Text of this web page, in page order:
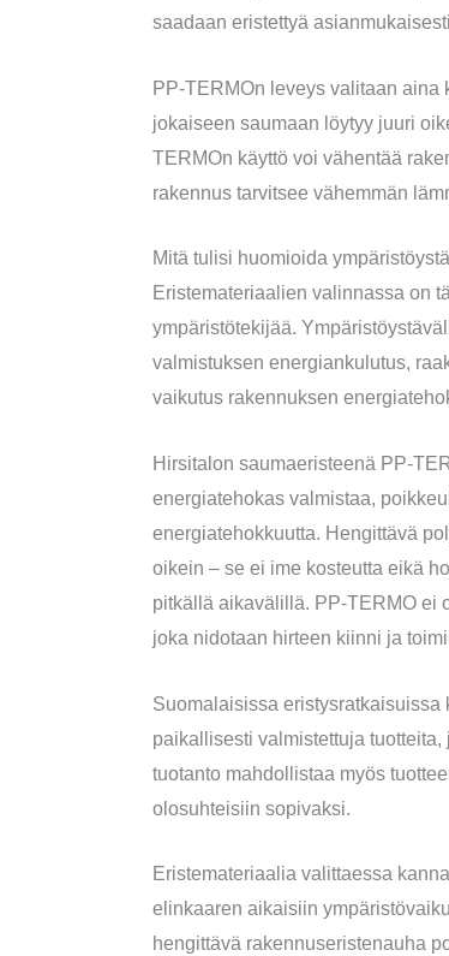
saadaan eristettyä
PP-TERMOn leveys valitaan
jokaiseen saumaan löytyy juuri
TERMOn käyttö voi vähentää
rakennus tarvitsee vähemmän
Mitä tulisi huomioida
Eristemateriaalien valinnassa on
ympäristötekijää.
valmistuksen energiankulutus,
vaikutus rakennuksen
Hirsitalon saumaeristeenä PP-
energiatehokas valmistaa,
energiatehokkuutta. Hengittävä
oikein – se ei ime kosteutta eikä
pitkällä aikavälillä. PP-TERMO ei
joka nidotaan hirteen kiinni ja
Suomalaisissa eristysratkaisuissa
paikallisesti valmistettuja
tuotanto mahdollistaa myös
olosuhteisiin sopivaksi.
Eristemateriaalia valittaessa
elinkaaren aikaisiin
hengittävä rakennuseristenauha